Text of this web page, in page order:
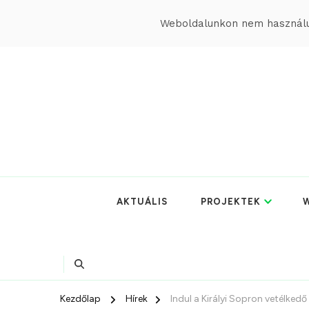
AKTUÁLIS PROJEKTEK
Kezdőlap Hírek Indul a Királyi Sopron vetélkedő
Weboldalunkon nem